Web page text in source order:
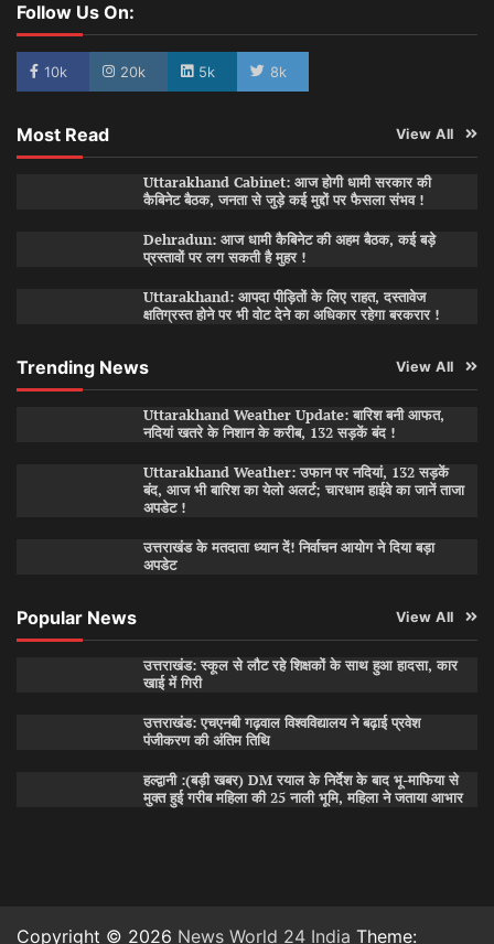
Follow Us On:
10k 20k 5k 8k
Most Read View All
Uttarakhand Cabinet: आज होगी धामी सरकार की
कैबिनेट बैठक, जनता से जुड़े कई मुद्दों पर फैसला संभव !
Dehradun: आज धामी कैबिनेट की अहम बैठक, कई बड़े
प्रस्तावों पर लग सकती है मुहर !
Uttarakhand: आपदा पीड़ितों के लिए राहत, दस्तावेज
क्षतिग्रस्त होने पर भी वोट देने का अधिकार रहेगा बरकरार !
Trending News View All
Uttarakhand Weather Update: बारिश बनी आफत,
नदियां खतरे के निशान के करीब, 132 सड़कें बंद !
Uttarakhand Weather: उफान पर नदियां, 132 सड़कें
बंद, आज भी बारिश का येलो अलर्ट; चारधाम हाईवे का जानें ताजा
अपडेट !
उत्तराखंड के मतदाता ध्यान दें! निर्वाचन आयोग ने दिया बड़ा
अपडेट
Popular News View All
उत्तराखंड: स्कूल से लौट रहे शिक्षकों के साथ हुआ हादसा, कार
खाई में गिरी
उत्तराखंड: एचएनबी गढ़वाल विश्वविद्यालय ने बढ़ाई प्रवेश
पंजीकरण की अंतिम तिथि
हल्द्वानी :(बड़ी खबर) DM रयाल के निर्देश के बाद भू-माफिया से
मुक्त हुई गरीब महिला की 25 नाली भूमि, महिला ने जताया आभार
Copyright © 2026 News World 24 India Theme: